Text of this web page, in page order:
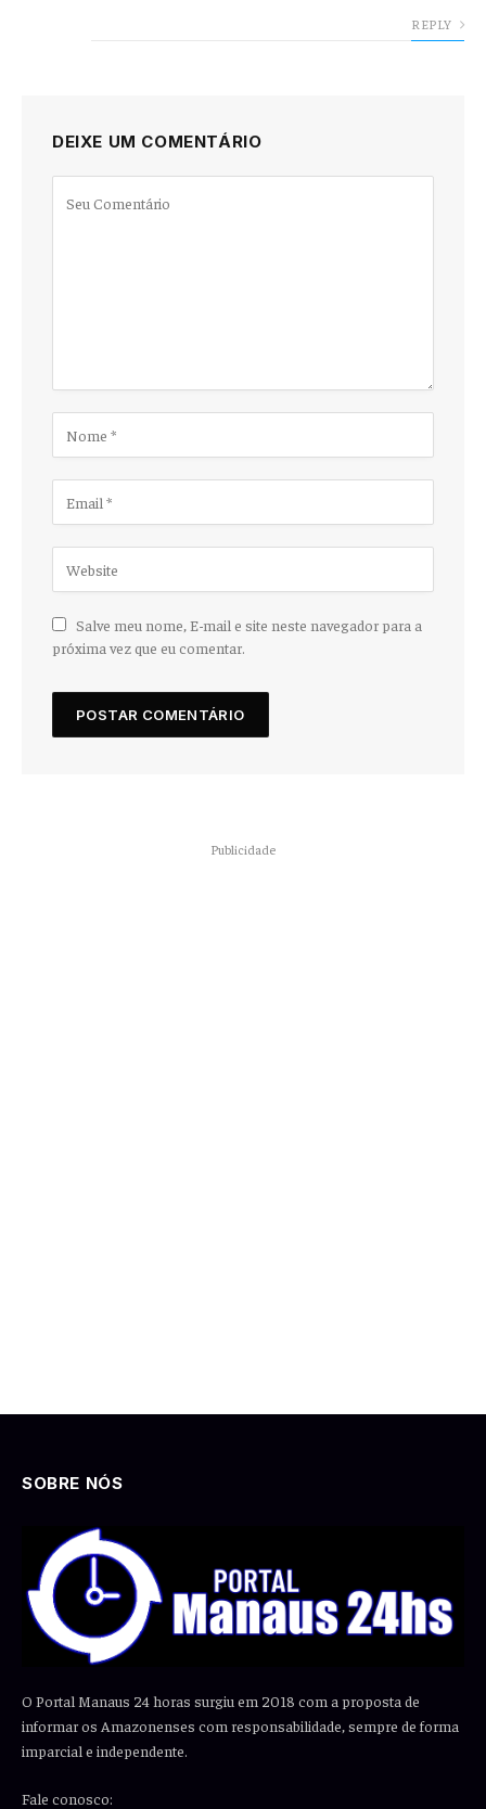
REPLY
DEIXE UM COMENTÁRIO
Salve meu nome, E-mail e site neste navegador para a
próxima vez que eu comentar.
Publicidade
SOBRE NÓS
O Portal Manaus 24 horas surgiu em 2018 com a proposta de
informar os Amazonenses com responsabilidade, sempre de forma
imparcial e independente.
Fale conosco: